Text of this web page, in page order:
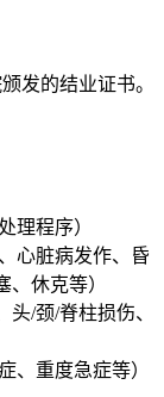
发的结业证书。
理程序）
心脏病发作、昏
休克等）
/颈/脊柱损伤、
、重度急症等）